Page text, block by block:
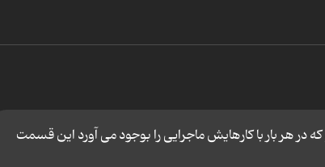
هر بار با کارهایش ماجرایی را بوجود می آورد این قسمت